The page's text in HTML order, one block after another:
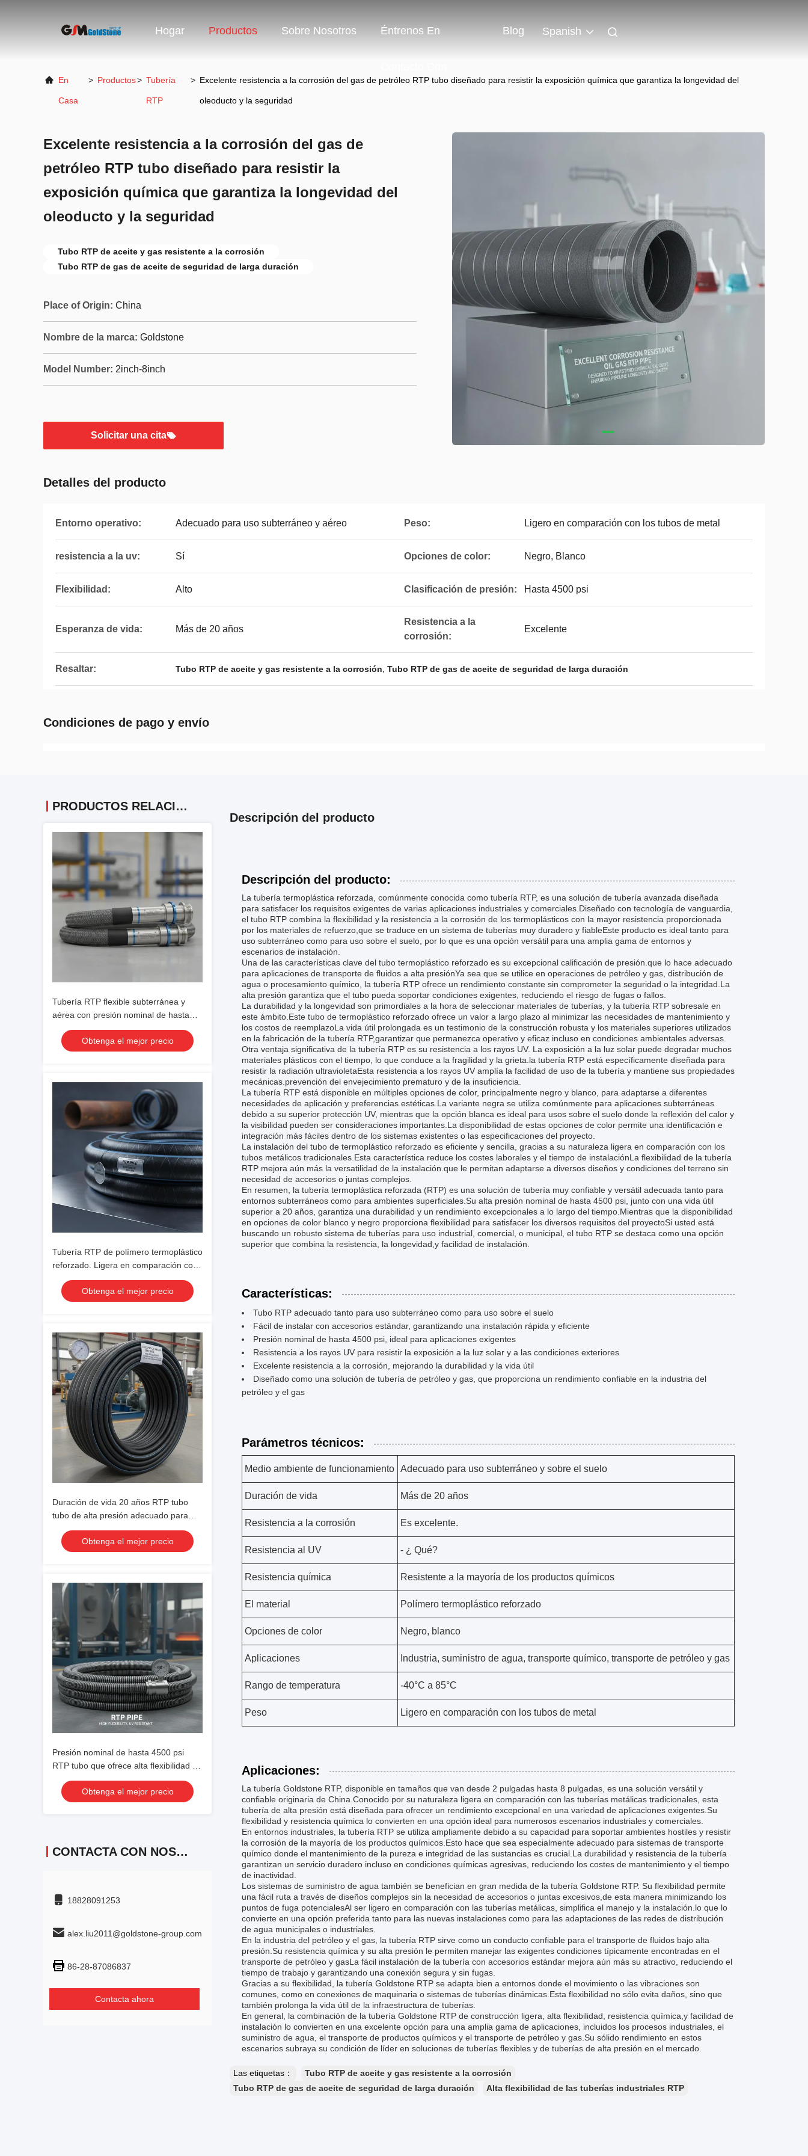
Hogar Productos Sobre Nosotros Éntrenos En Blog Spanish
En
Casa
> Productos> Tubería
RTP
> Excelente resistencia a la corrosión del gas de petróleo RTP tubo diseñado para resistir la exposición química que garantiza la longevidad del
oleoducto y la seguridad
Excelente resistencia a la corrosión del gas de
petróleo RTP tubo diseñado para resistir la
exposición química que garantiza la longevidad del
oleoducto y la seguridad
Tubo RTP de aceite y gas resistente a la corrosión
Tubo RTP de gas de aceite de seguridad de larga duración
Place of Origin: China
Nombre de la marca: Goldstone
Model Number: 2inch-8inch
Solicitar una cita
Detalles del producto
Entorno operativo: Adecuado para uso subterráneo y aéreo Peso: Ligero en comparación con los tubos de metal
resistencia a la uv: Sí Opciones de color: Negro, Blanco
Flexibilidad: Alto Clasificación de presión: Hasta 4500 psi
Esperanza de vida: Más de 20 años
Resistencia a la
corrosión:
Excelente
Resaltar: Tubo RTP de aceite y gas resistente a la corrosión, Tubo RTP de gas de aceite de seguridad de larga duración
Condiciones de pago y envío
PRODUCTOS RELACIONADOS
Tubería RTP flexible subterránea y
aérea con presión nominal de hasta
4500 PSI diseñada para un
funcionamiento seguro
Obtenga el mejor precio
Tubería RTP de polímero termoplástico
reforzado. Ligera en comparación con
las tuberías de metal. Presión nominal
de hasta 4500 psi. Diseñado para el
transporte de fluidos.
Obtenga el mejor precio
Duración de vida 20 años RTP tubo
tubo de alta presión adecuado para
aplicaciones industriales de trabajo
pesado y sistemas de presión
Obtenga el mejor precio
Presión nominal de hasta 4500 psi
RTP tubo que ofrece alta flexibilidad y
resistencia a los rayos UV adaptado
para el trabajo pesado industrial
Obtenga el mejor precio
CONTACTA CON NOSOTROS
18828091253
alex.liu2011@goldstone-group.com
86-28-87086837
Contacta ahora
Descripción del producto
Descripción del producto:
La tubería termoplástica reforzada, comúnmente conocida como tubería RTP, es una solución de tubería avanzada diseñada
para satisfacer los requisitos exigentes de varias aplicaciones industriales y comerciales.Diseñado con tecnología de vanguardia,
el tubo RTP combina la flexibilidad y la resistencia a la corrosión de los termoplásticos con la mayor resistencia proporcionada
por los materiales de refuerzo,que se traduce en un sistema de tuberías muy duradero y fiableEste producto es ideal tanto para
uso subterráneo como para uso sobre el suelo, por lo que es una opción versátil para una amplia gama de entornos y
escenarios de instalación.
Una de las características clave del tubo termoplástico reforzado es su excepcional calificación de presión.que lo hace adecuado
para aplicaciones de transporte de fluidos a alta presiónYa sea que se utilice en operaciones de petróleo y gas, distribución de
agua o procesamiento químico, la tubería RTP ofrece un rendimiento constante sin comprometer la seguridad o la integridad.La
alta presión garantiza que el tubo pueda soportar condiciones exigentes, reduciendo el riesgo de fugas o fallos.
La durabilidad y la longevidad son primordiales a la hora de seleccionar materiales de tuberías, y la tubería RTP sobresale en
este ámbito.Este tubo de termoplástico reforzado ofrece un valor a largo plazo al minimizar las necesidades de mantenimiento y
los costos de reemplazoLa vida útil prolongada es un testimonio de la construcción robusta y los materiales superiores utilizados
en la fabricación de la tubería RTP,garantizar que permanezca operativo y eficaz incluso en condiciones ambientales adversas.
Otra ventaja significativa de la tubería RTP es su resistencia a los rayos UV. La exposición a la luz solar puede degradar muchos
materiales plásticos con el tiempo, lo que conduce a la fragilidad y la grieta.la tubería RTP está específicamente diseñada para
resistir la radiación ultravioletaEsta resistencia a los rayos UV amplía la facilidad de uso de la tubería y mantiene sus propiedades
mecánicas.prevención del envejecimiento prematuro y de la insuficiencia.
La tubería RTP está disponible en múltiples opciones de color, principalmente negro y blanco, para adaptarse a diferentes
necesidades de aplicación y preferencias estéticas.La variante negra se utiliza comúnmente para aplicaciones subterráneas
debido a su superior protección UV, mientras que la opción blanca es ideal para usos sobre el suelo donde la reflexión del calor y
la visibilidad pueden ser consideraciones importantes.La disponibilidad de estas opciones de color permite una identificación e
integración más fáciles dentro de los sistemas existentes o las especificaciones del proyecto.
La instalación del tubo de termoplástico reforzado es eficiente y sencilla, gracias a su naturaleza ligera en comparación con los
tubos metálicos tradicionales.Esta característica reduce los costes laborales y el tiempo de instalaciónLa flexibilidad de la tubería
RTP mejora aún más la versatilidad de la instalación.que le permitan adaptarse a diversos diseños y condiciones del terreno sin
necesidad de accesorios o juntas complejos.
En resumen, la tubería termoplástica reforzada (RTP) es una solución de tubería muy confiable y versátil adecuada tanto para
entornos subterráneos como para ambientes superficiales.Su alta presión nominal de hasta 4500 psi, junto con una vida útil
superior a 20 años, garantiza una durabilidad y un rendimiento excepcionales a lo largo del tiempo.Mientras que la disponibilidad
en opciones de color blanco y negro proporciona flexibilidad para satisfacer los diversos requisitos del proyectoSi usted está
buscando un robusto sistema de tuberías para uso industrial, comercial, o municipal, el tubo RTP se destaca como una opción
superior que combina la resistencia, la longevidad,y facilidad de instalación.
Características:
Tubo RTP adecuado tanto para uso subterráneo como para uso sobre el suelo
Fácil de instalar con accesorios estándar, garantizando una instalación rápida y eficiente
Presión nominal de hasta 4500 psi, ideal para aplicaciones exigentes
Resistencia a los rayos UV para resistir la exposición a la luz solar y a las condiciones exteriores
Excelente resistencia a la corrosión, mejorando la durabilidad y la vida útil
Diseñado como una solución de tubería de petróleo y gas, que proporciona un rendimiento confiable en la industria del
petróleo y el gas
Parámetros técnicos:
Medio ambiente de funcionamiento Adecuado para uso subterráneo y sobre el suelo
Duración de vida Más de 20 años
Resistencia a la corrosión Es excelente.
Resistencia al UV - ¿ Qué?
Resistencia química Resistente a la mayoría de los productos químicos
El material Polímero termoplástico reforzado
Opciones de color Negro, blanco
Aplicaciones Industria, suministro de agua, transporte químico, transporte de petróleo y gas
Rango de temperatura -40°C a 85°C
Peso Ligero en comparación con los tubos de metal
Aplicaciones:
La tubería Goldstone RTP, disponible en tamaños que van desde 2 pulgadas hasta 8 pulgadas, es una solución versátil y
confiable originaria de China.Conocido por su naturaleza ligera en comparación con las tuberías metálicas tradicionales, esta
tubería de alta presión está diseñada para ofrecer un rendimiento excepcional en una variedad de aplicaciones exigentes.Su
flexibilidad y resistencia química lo convierten en una opción ideal para numerosos escenarios industriales y comerciales.
En entornos industriales, la tubería RTP se utiliza ampliamente debido a su capacidad para soportar ambientes hostiles y resistir
la corrosión de la mayoría de los productos químicos.Esto hace que sea especialmente adecuado para sistemas de transporte
químico donde el mantenimiento de la pureza e integridad de las sustancias es crucial.La durabilidad y resistencia de la tubería
garantizan un servicio duradero incluso en condiciones químicas agresivas, reduciendo los costes de mantenimiento y el tiempo
de inactividad.
Los sistemas de suministro de agua también se benefician en gran medida de la tubería Goldstone RTP. Su flexibilidad permite
una fácil ruta a través de diseños complejos sin la necesidad de accesorios o juntas excesivos,de esta manera minimizando los
puntos de fuga potencialesAl ser ligero en comparación con las tuberías metálicas, simplifica el manejo y la instalación.lo que lo
convierte en una opción preferida tanto para las nuevas instalaciones como para las adaptaciones de las redes de distribución
de agua municipales o industriales.
En la industria del petróleo y el gas, la tubería RTP sirve como un conducto confiable para el transporte de fluidos bajo alta
presión.Su resistencia química y su alta presión le permiten manejar las exigentes condiciones típicamente encontradas en el
transporte de petróleo y gasLa fácil instalación de la tubería con accesorios estándar mejora aún más su atractivo, reduciendo el
tiempo de trabajo y garantizando una conexión segura y sin fugas.
Gracias a su flexibilidad, la tubería Goldstone RTP se adapta bien a entornos donde el movimiento o las vibraciones son
comunes, como en conexiones de maquinaria o sistemas de tuberías dinámicas.Esta flexibilidad no sólo evita daños, sino que
también prolonga la vida útil de la infraestructura de tuberías.
En general, la combinación de la tubería Goldstone RTP de construcción ligera, alta flexibilidad, resistencia química,y facilidad de
instalación lo convierten en una excelente opción para una amplia gama de aplicaciones, incluidos los procesos industriales, el
suministro de agua, el transporte de productos químicos y el transporte de petróleo y gas.Su sólido rendimiento en estos
escenarios subraya su condición de líder en soluciones de tuberías flexibles y de tuberías de alta presión en el mercado.
Las etiquetas：
Tubo RTP de aceite y gas resistente a la corrosión
Tubo RTP de gas de aceite de seguridad de larga duración
Alta flexibilidad de las tuberías industriales RTP